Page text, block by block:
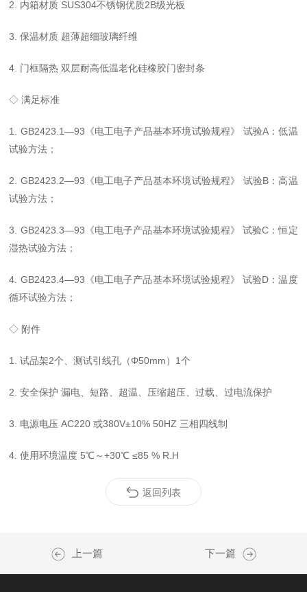
2. 内箱材质 SUS304不锈钢优质2B级光板
3. 保温材质 超薄超细玻璃纤维
4. 门框隔热 双层耐高低温老化硅橡胶门密封条
◇ 满足标准
1. GB2423.1—93《电工电子产品基本环境试验规程》 试验A：低温
试验方法；
2. GB2423.2—93《电工电子产品基本环境试验规程》 试验B：高温
试验方法；
3. GB2423.3—93《电工电子产品基本环境试验规程》 试验C：恒定
湿热试验方法；
4. GB2423.4—93《电工电子产品基本环境试验规程》 试验D：温度
循环试验方法；
◇ 附件
1. 试品架2个、测试引线孔（Φ50mm）1个
2. 安全保护 漏电、短路、超温、压缩超压、过载、过电流保护
3. 电源电压 AC220 或380V±10% 50HZ 三相四线制
4. 使用环境温度 5℃～+30℃ ≤85 % R.H
返回列表
上一篇 下一篇